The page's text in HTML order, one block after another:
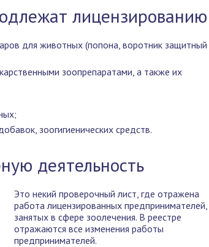
лицензированию
для животных (попона, воротник защитный
зоопрепаратами, а также их
зоогигиенических средств.
деятельность
Это некий проверочный лист, где отражена
работа лицензированных предпринимателей,
занятых в сфере зоолечения. В реестре
отражаются все изменения работы
предпринимателей.